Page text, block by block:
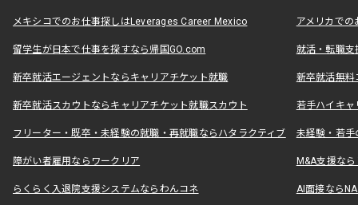
メキシコでのお仕事探しはLeverages Career Mexico アメリカで
留学生が日本で仕事を探すなら帰国GO.com 就活・転職
新卒就活エージェントならキャリアチケット就職 新卒就活無料
新卒就活スカウトならキャリアチケット就職スカウト 若手ハイキ
フリーター・既卒・未経験の就職・再就職ならハタラクティブ 未経験・若手
障がい者雇用ならワークリア M&A支援な
らくらく入退院支援システムならわんコネ AI面接なら